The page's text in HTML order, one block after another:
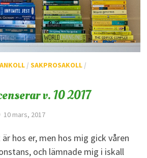
/ SAKPROSAKOLL/
v. 10 2017
10 mars, 2017
hos er, men hos mig gick våren
och lämnade mig i iskall